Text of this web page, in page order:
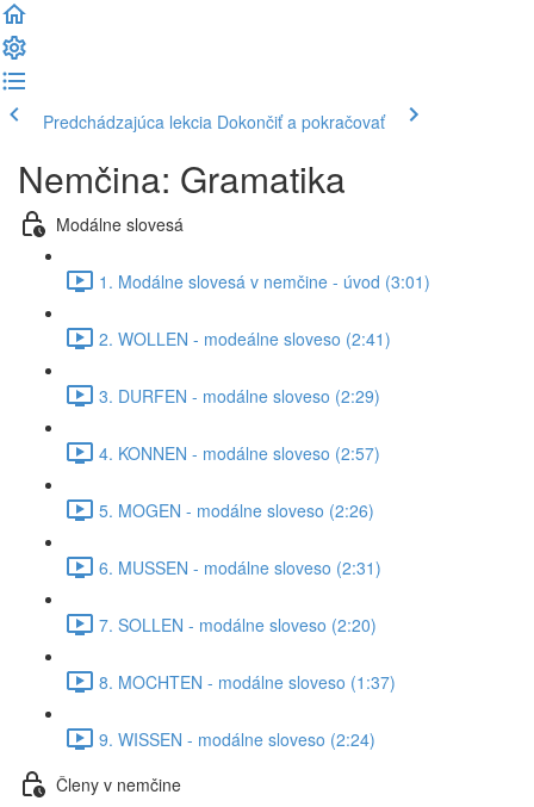
Predchádzajúca lekcia Dokončiť a pokračovať
Nemčina: Gramatika
Modálne slovesá
1. Modálne slovesá v nemčine - úvod (3:01)
2. WOLLEN - modeálne sloveso (2:41)
3. DURFEN - modálne sloveso (2:29)
4. KONNEN - modálne sloveso (2:57)
5. MOGEN - modálne sloveso (2:26)
6. MUSSEN - modálne sloveso (2:31)
7. SOLLEN - modálne sloveso (2:20)
8. MOCHTEN - modálne sloveso (1:37)
9. WISSEN - modálne sloveso (2:24)
Členy v nemčine